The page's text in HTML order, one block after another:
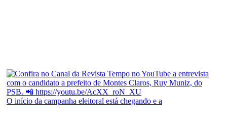
O início da campanha eleitoral está chegando e a